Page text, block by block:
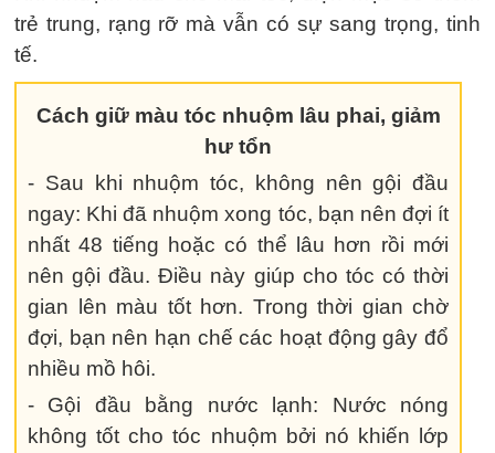
trẻ trung, rạng rỡ mà vẫn có sự sang trọng, tinh
tế.
Cách giữ màu tóc nhuộm lâu phai, giảm
hư tổn
- Sau khi nhuộm tóc, không nên gội đầu
ngay: Khi đã nhuộm xong tóc, bạn nên đợi ít
nhất 48 tiếng hoặc có thể lâu hơn rồi mới
nên gội đầu. Điều này giúp cho tóc có thời
gian lên màu tốt hơn. Trong thời gian chờ
đợi, bạn nên hạn chế các hoạt động gây đổ
nhiều mồ hôi.
- Gội đầu bằng nước lạnh: Nước nóng
không tốt cho tóc nhuộm bởi nó khiến lớp